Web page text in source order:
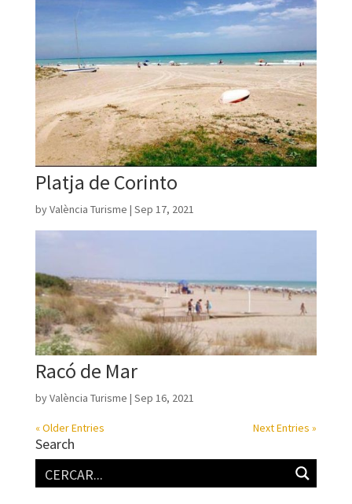
Platja de Corinto
byValència Turisme | Sep 17, 2021
Racó de Mar
byValència Turisme | Sep 16, 2021
« Older Entries Next Entries »
Search